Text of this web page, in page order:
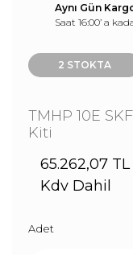
Aynı Gün
Saat 16:00’ a
2 STOKTA
TMHP 10E
Kiti
65.262,07 TL
Kdv Dahil
Adet